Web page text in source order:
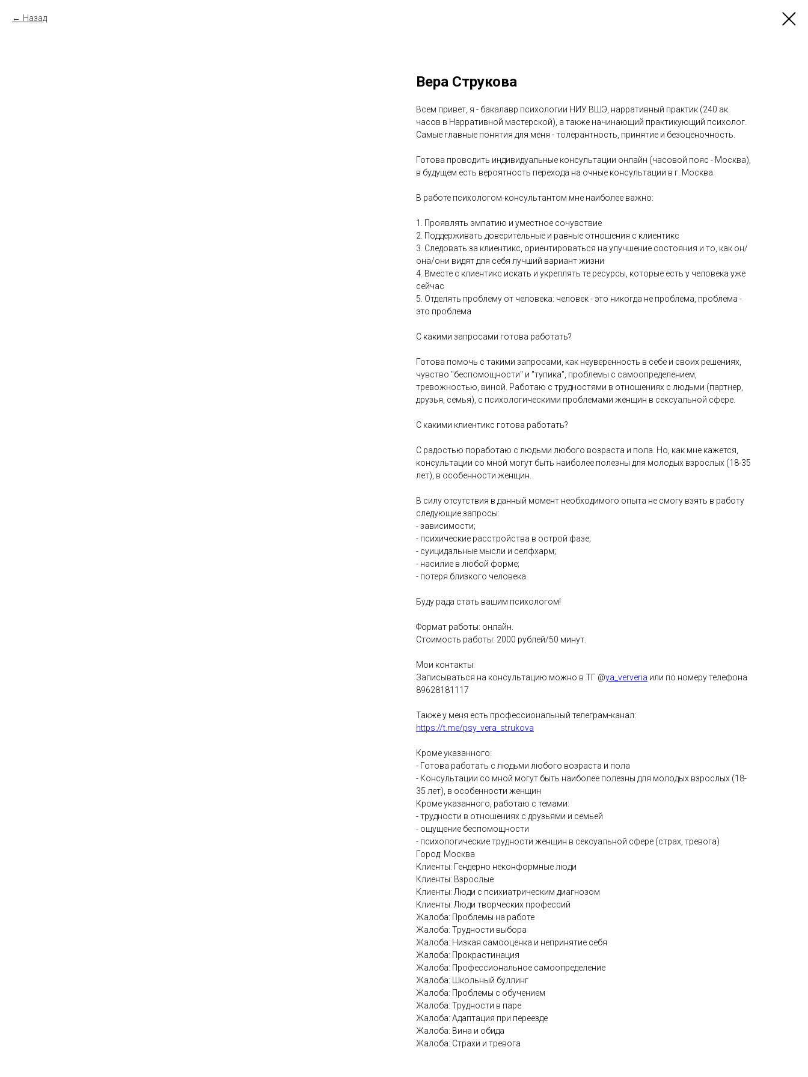
Назад
Вера Струкова
Всем привет, я - бакалавр психологии НИУ ВШЭ, нарративный практик (240 ак.
часов в Нарративной мастерской), а также начинающий практикующий психолог.
Самые главные понятия для меня - толерантность, принятие и безоценочность.
Готова проводить индивидуальные консультации онлайн (часовой пояс - Москва),
в будущем есть вероятность перехода на очные консультации в г. Москва.
В работе психологом-консультантом мне наиболее важно:
1. Проявлять эмпатию и уместное сочувствие
2. Поддерживать доверительные и равные отношения с клиентикс
3. Следовать за клиентикс, ориентироваться на улучшение состояния и то, как он/
она/они видят для себя лучший вариант жизни
4. Вместе с клиентикс искать и укреплять те ресурсы, которые есть у человека уже
сейчас
5. Отделять проблему от человека: человек - это никогда не проблема, проблема -
это проблема
С какими запросами готова работать?
Готова помочь с такими запросами, как неуверенность в себе и своих решениях,
чувство "беспомощности" и "тупика", проблемы с самоопределением,
тревожностью, виной. Работаю с трудностями в отношениях с людьми (партнер,
друзья, семья), с психологическими проблемами женщин в сексуальной сфере.
С какими клиентикс готова работать?
С радостью поработаю с людьми любого возраста и пола. Но, как мне кажется,
консультации со мной могут быть наиболее полезны для молодых взрослых (18-35
лет), в особенности женщин.
В силу отсутствия в данный момент необходимого опыта не смогу взять в работу
следующие запросы:
- зависимости;
- психические расстройства в острой фазе;
- суицидальные мысли и селфхарм;
- насилие в любой форме;
- потеря близкого человека.
Буду рада стать вашим психологом!
Формат работы: онлайн.
Стоимость работы: 2000 рублей/50 минут.
Мои контакты:
Записываться на консультацию можно в ТГ @ya_ververia или по номеру телефона
89628181117
Также у меня есть профессиональный телеграм-канал:
https://t.me/psy_vera_strukova
Кроме указанного:
- Готова работать с людьми любого возраста и пола
- Консультации со мной могут быть наиболее полезны для молодых взрослых (18-
35 лет), в особенности женщин
Кроме указанного, работаю с темами:
- трудности в отношениях с друзьями и семьей
- ощущение беспомощности
- психологические трудности женщин в сексуальной сфере (страх, тревога)
Город: Москва
Клиенты: Гендерно неконформные люди
Клиенты: Взрослые
Клиенты: Люди с психиатрическим диагнозом
Клиенты: Люди творческих профессий
Жалоба: Проблемы на работе
Жалоба: Трудности выбора
Жалоба: Низкая самооценка и непринятие себя
Жалоба: Прокрастинация
Жалоба: Профессиональное самоопределение
Жалоба: Школьный буллинг
Жалоба: Проблемы с обучением
Жалоба: Трудности в паре
Жалоба: Адаптация при переезде
Жалоба: Вина и обида
Жалоба: Страхи и тревога